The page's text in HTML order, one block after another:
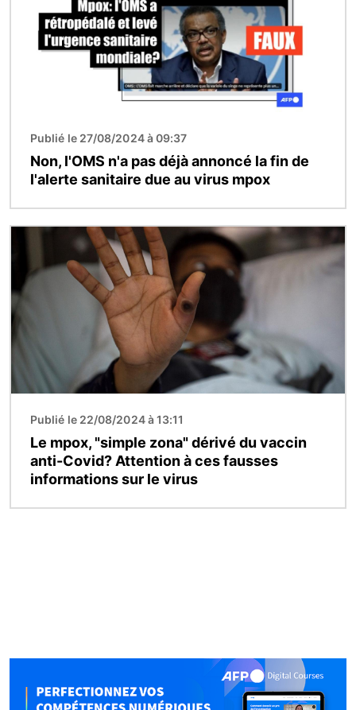
Publié le 27/08/2024 à 09:37
Non, l'OMS n'a pas déjà annoncé la fin de
l'alerte sanitaire due au virus mpox
Image
Publié le 22/08/2024 à 13:11
Le mpox, "simple zona" dérivé du vaccin
anti-Covid? Attention à ces fausses
informations sur le virus